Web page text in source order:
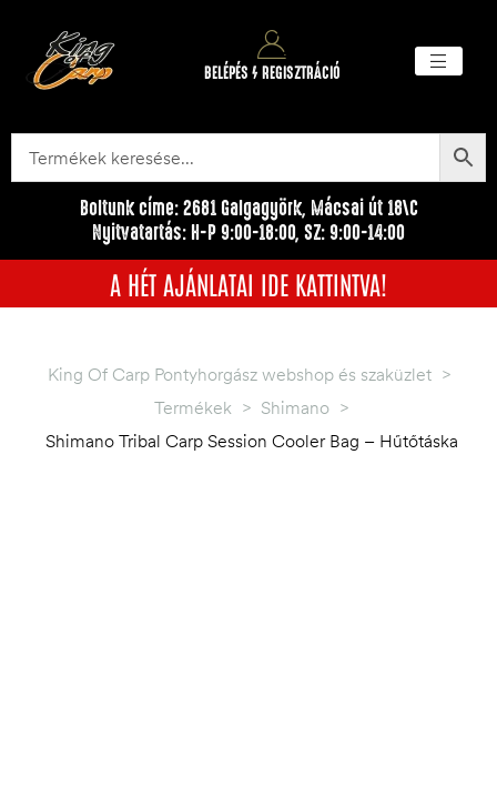
BELÉPÉS / REGISZTRÁCIÓ
Boltunk címe: 2681 Galgagyörk, Mácsai út 18\C
Nyitvatartás: H-P 9:00-18:00, SZ: 9:00-14:00
A HÉT AJÁNLATAI IDE KATTINTVA!
King Of Carp Pontyhorgász webshop és szaküzlet >
Termékek > Shimano >
Shimano Tribal Carp Session Cooler Bag – Hűtőtáska